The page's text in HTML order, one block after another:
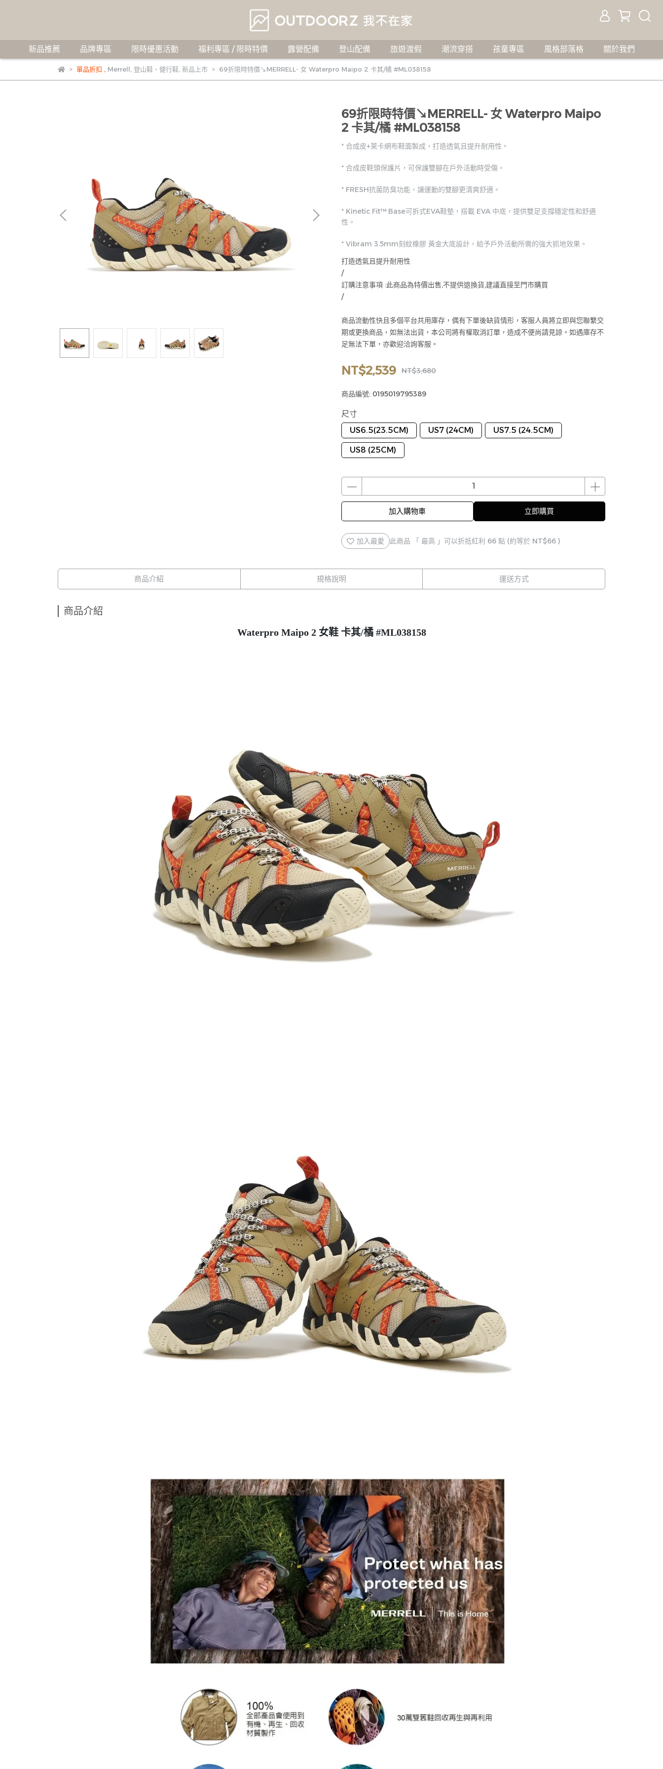
新品推薦 品牌專區 限時優惠活動 福利專區 / 限時特價 露營配備 登山配備 旅遊渡假 潮流穿搭 孩童專區 風格部落格 關於我們
單品折扣 , Merrell 登山鞋、健行鞋, 新品上市 69折限時特價↘MERRELL- 女 Waterpro Maipo 2 卡其/橘 #ML038158
69折限時特價↘MERRELL- 女 Waterpro Maipo
2 卡其/橘 #ML038158
* 合成皮+萊卡網布鞋面製成，打造透氣且提升耐用性。
* 合成皮鞋頭保護片，可保護雙腳在戶外活動時受傷。
* FRESH抗菌防臭功能，讓運動的雙腳更清爽舒適。
* Kinetic Fit™ Base可拆式EVA鞋墊，搭載 EVA 中底，提供雙足支撐穩定性和舒適
性。
* Vibram 3.5mm刻紋橡膠 黃金大底設計，給予戶外活動所需的強大抓地效果。
打造透氣且提升耐用性
/
訂購注意事項 :此商品為特價出售,不提供退換貨,建議直接至門市購買
/
商品流動性快且多個平台共用庫存，偶有下單後缺貨情形，客服人員將立即與您聯繫交
期或更換商品，如無法出貨，本公司將有權取消訂單，造成不便尚請見諒。如遇庫存不
足無法下單，亦歡迎洽詢客服。
NT$2,539 NT$3,680
商品編號: 0195019795389
尺寸
US6.5(23.5CM)
US7 (24CM) US7.5 (24.5CM)
US8 (25CM)
加入購物車 立即購買
加入最愛 此商品 「 最高 」可以折抵紅利 66 點 (約等於 NT$66 )
商品介紹 規格說明 運送方式
商品介紹
Waterpro Maipo 2 女鞋 卡其/橘 #ML038158